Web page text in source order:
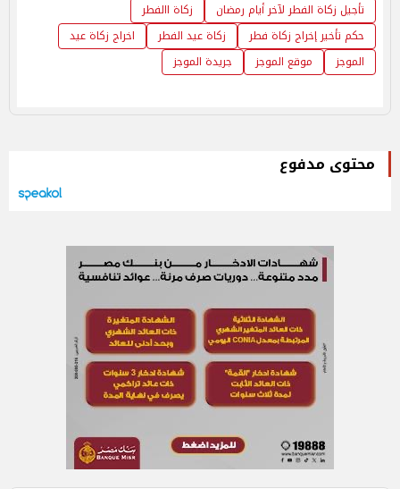
تأجيل زكاة الفطر لآخر أيام رمضان
زكاة االفطر
حكم تأخير إخراج زكاة فطر
زكاة عيد الفطر
اخراج زكاة عيد
الموجز
موقع الموجز جريدة الموجز
محتوى مدفوع